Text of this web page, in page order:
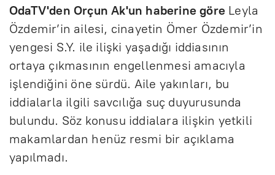
OdaTV'den Orçun Ak'un haberine göre Leyla
Özdemir’in ailesi, cinayetin Ömer Özdemir’in
yengesi S.Y. ile ilişki yaşadığı iddiasının
ortaya çıkmasının engellenmesi amacıyla
işlendiğini öne sürdü. Aile yakınları, bu
iddialarla ilgili savcılığa suç duyurusunda
bulundu. Söz konusu iddialara ilişkin yetkili
makamlardan henüz resmi bir açıklama
yapılmadı.